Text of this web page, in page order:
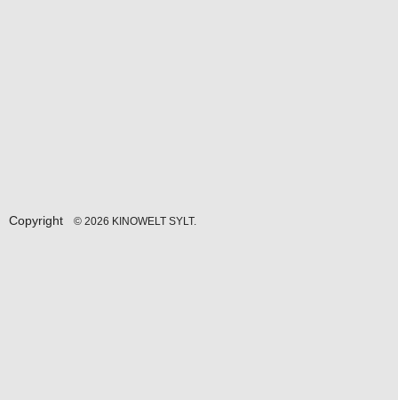
Copyright © 2026 KINOWELT SYLT.